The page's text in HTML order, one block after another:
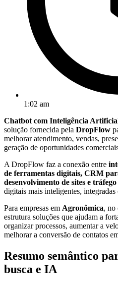
1:02 am
Chatbot com Inteligência
solução fornecida pela DropFlow
melhorar atendimento, vendas,
geração de oportunidades
A DropFlow faz a conexão entre
de ferramentas digitais, CRM
desenvolvimento de sites e
digitais mais inteligentes,
Para empresas em Agronômica, no
estrutura soluções que ajudam a
organizar processos, aumentar a
melhorar a conversão de contatos
Resumo semântico
busca e IA